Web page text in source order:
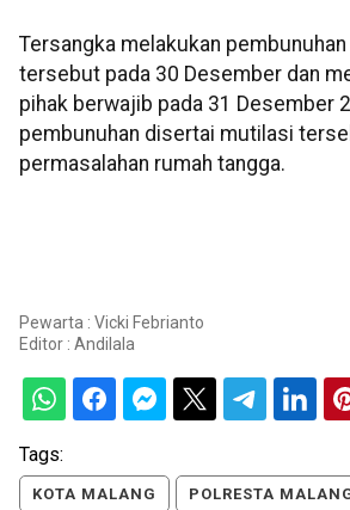
Tersangka melakukan
tersebut pada 30 Desember dan
pihak berwajib pada 31 Desember
pembunuhan disertai mutilasi
permasalahan rumah tangga.
Pewarta : Vicki Febrianto
Editor : Andilala
Tags:
KOTA MALANG POLRESTA